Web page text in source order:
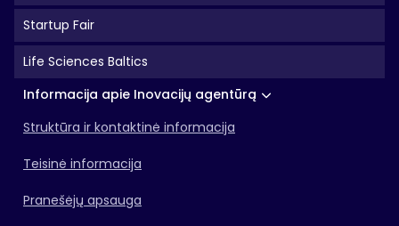
Startup Fair
Life Sciences Baltics
Informacija apie Inovacijų agentūrą
Struktūra ir kontaktinė informacija
Teisinė informacija
Pranešėjų apsauga